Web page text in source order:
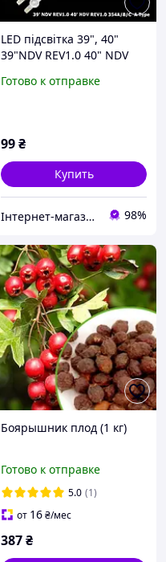
LED підсвітка 39", 40"
39"NDV REV1.0 40" NDV
VES400UNDC-01 1 планка
Готово к отправке
99₴
Купить
Інтернет-магазин "SHRAK" 98%
Боярышник плод (1 кг)
Готово к отправке
5.0 (1)
от 16₴/мес
387₴